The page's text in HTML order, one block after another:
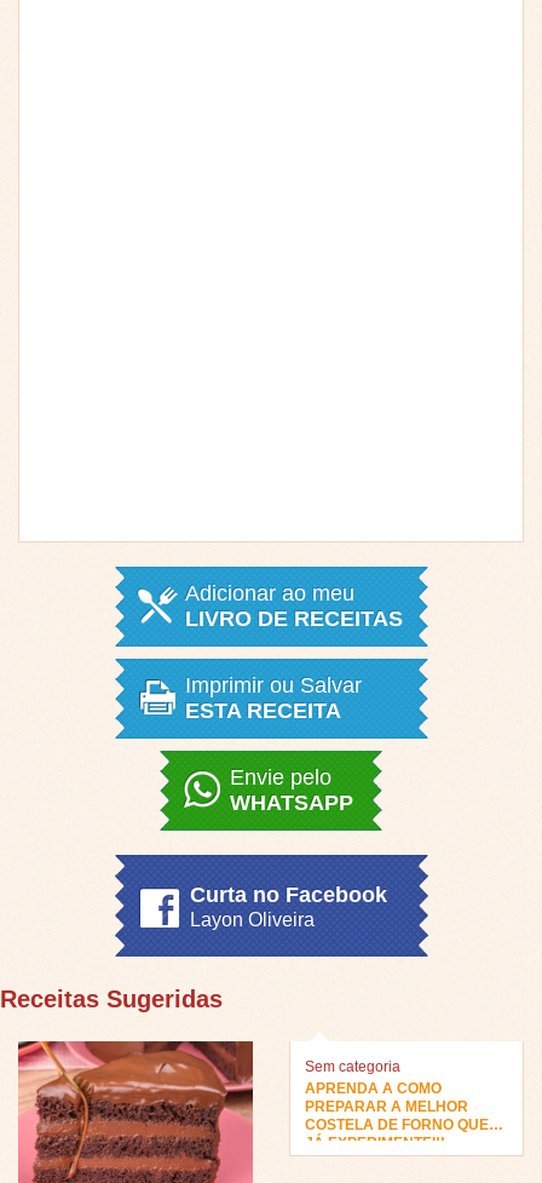
Adicionar ao meu
LIVRO DE RECEITAS
Imprimir ou Salvar
ESTA RECEITA
Envie pelo
WHATSAPP
Curta no Facebook
Layon Oliveira
Receitas Sugeridas
Sem categoria
APRENDA A COMO
PREPARAR A MELHOR
COSTELA DE FORNO QUE
JÁ EXPERIMENTEI!!